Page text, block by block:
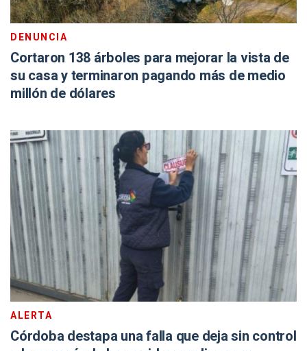
DENUNCIA
Cortaron 138 árboles para mejorar la vista de
su casa y terminaron pagando más de medio
millón de dólares
ALERTA
Córdoba destapa una falla que deja sin control